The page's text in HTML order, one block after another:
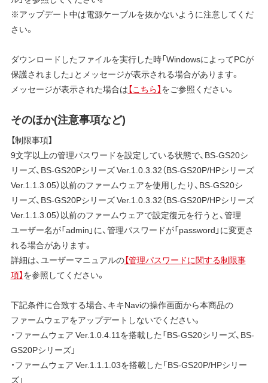
※アップデート中は電源ケーブルを抜かないように注意してくだ
さい。
ダウンロードしたファイルを実行した時「WindowsによってPCが
保護されました」とメッセージが表示される場合があります。
メッセージが表示された場合は【こちら】をご参照ください。
そのほか(注意事項など)
【制限事項】
9文字以上の管理パスワードを設定している状態で、BS-GS20シ
リーズ、BS-GS20Pシリーズ Ver.1.0.3.32（BS-GS20P/HPシリーズ
Ver.1.1.3.05）以前のファームウェアを使用したり、BS-GS20シ
リーズ、BS-GS20Pシリーズ Ver.1.0.3.32（BS-GS20P/HPシリーズ
Ver.1.1.3.05）以前のファームウェアで設定復元を行うと、管理
ユーザー名が「admin」に、管理パスワードが「password」に変更さ
れる場合があります。
詳細は、ユーザーマニュアルの【管理パスワードに関する制限事
項】を参照してください。
下記条件に合致する場合、キキNaviの操作画面から本商品の
ファームウェアをアップデートしないでください。
・ファームウェア Ver.1.0.4.11を搭載した「BS-GS20シリーズ、BS-
GS20Pシリーズ」
・ファームウェア Ver.1.1.1.03を搭載した「BS-GS20P/HPシリー
ズ」